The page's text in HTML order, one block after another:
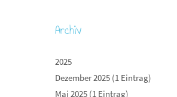
Archiv
2025
Dezember 2025 (1 Eintrag)
Mai 2025 (1 Eintrag)